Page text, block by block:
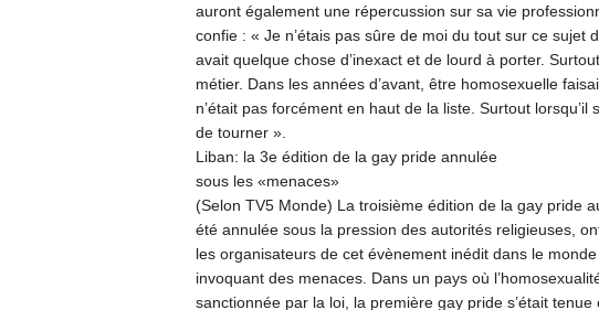
auront également une répercussion sur sa vie
confie : « Je n’étais pas sûre de moi du tout sur ce sujet
avait quelque chose d’inexact et de lourd à porter.
métier. Dans les années d’avant, être homosexuelle
n’était pas forcément en haut de la liste. Surtout lorsqu’il
de tourner ».
Liban: la 3e édition de la gay pride annulée
sous les «menaces»
(Selon TV5 Monde) La troisième édition de la gay pride
été annulée sous la pression des autorités religieuses,
les organisateurs de cet évènement inédit dans le monde
invoquant des menaces. Dans un pays où
sanctionnée par la loi, la première gay pride s’était tenue